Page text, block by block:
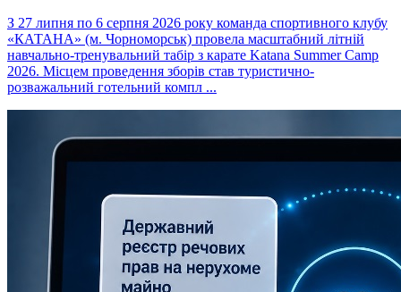
З 27 липня по 6 серпня 2026 року команда спортивного клубу
«КАТАНА» (м. Чорноморськ) провела масштабний літній
навчально-тренувальний табір з карате Katana Summer Camp
2026. Місцем проведення зборів став туристично-
розважальний готельний компл ...